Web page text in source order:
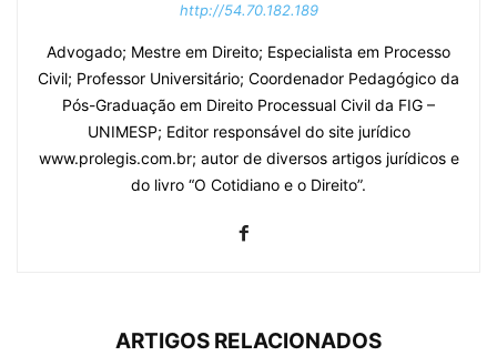
http://54.70.182.189
Advogado; Mestre em Direito; Especialista em Processo
Civil; Professor Universitário; Coordenador Pedagógico da
Pós-Graduação em Direito Processual Civil da FIG –
UNIMESP; Editor responsável do site jurídico
www.prolegis.com.br; autor de diversos artigos jurídicos e
do livro “O Cotidiano e o Direito”.
ARTIGOS RELACIONADOS